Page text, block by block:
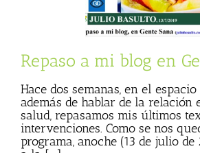
Repaso a mi blog en
Hace dos semanas, en el espacio
además de hablar de la relación
salud, repasamos mis últimos
intervenciones. Como se nos
programa, anoche (13 de julio